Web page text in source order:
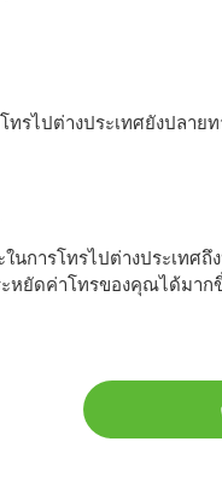
รไปต่างประเทศยังปลา
นการโทรไปต่างประเท
หยัดค่าโทรของคุณได้มาก